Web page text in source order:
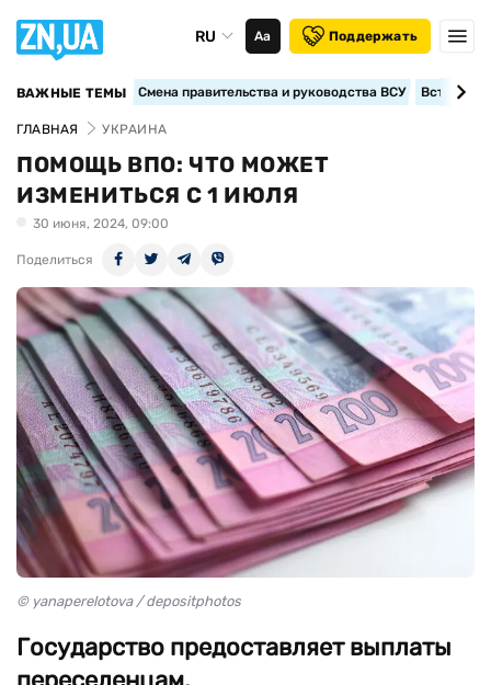
RU Аа Поддержать
ВАЖНЫЕ ТЕМЫ Смена правительства и руководства ВСУ
ГЛАВНАЯ УКРАИНА
ПОМОЩЬ ВПО: ЧТО МОЖЕТ
ИЗМЕНИТЬСЯ С 1 ИЮЛЯ
30 июня, 2024, 09:00
Поделиться
© yanaperelotova / depositphotos
Государство предоставляет выплаты